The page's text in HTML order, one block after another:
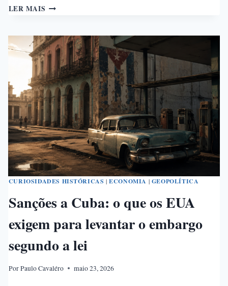
LER MAIS A
DESENVOLVIMENTO
DE
SINGAPURA
CURIOSIDADES HISTÓRICAS |ECONOMIA | GEOPOLÍTICA
Sanções a Cuba: o que os EUA
exigem para levantar o embargo
segundo a lei
PorPaulo Cavaléro maio 23, 2026